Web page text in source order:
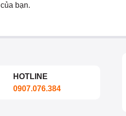
bạn.
HOTLINE
0907.076.384